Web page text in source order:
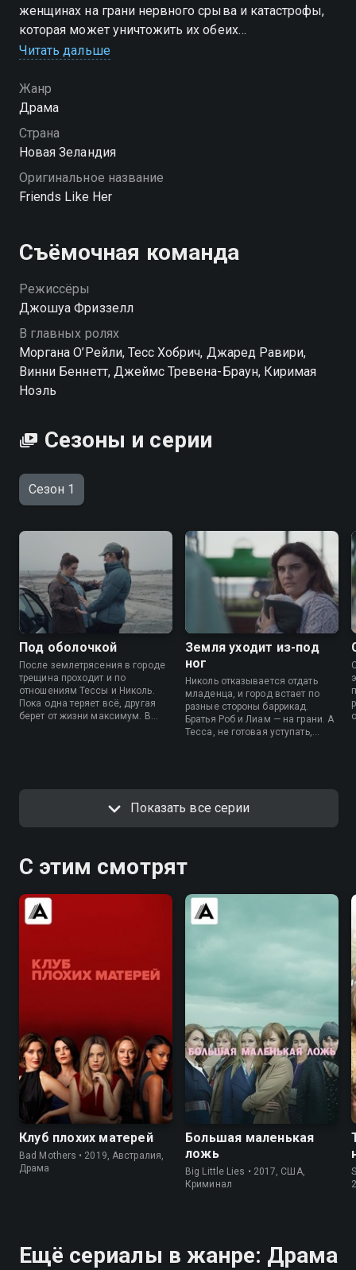
женщинах на грани нервного срыва и катастрофы,
которая может уничтожить их обеих
подруги вы можете совершенно бесплатно в
хорошем HD качестве на Смотрёшке
Читать дальше
Жанр
Драма
Страна
Новая Зеландия
Оригинальное название
Friends Like Her
Съёмочная команда
Режиссёры
Джошуа Фриззелл
В главных ролях
Моргана О’Рейли, Тесс Хобрич, Джаред Равири,
Винни Беннетт, Джеймс Тревена-Браун, Киримая
Ноэль
Сезоны и серии
Сезон 1
Под оболочкой
После землетрясения в городе
трещина проходит и по
отношениям Тессы и Николь.
Пока одна теряет всё, другая
берет от жизни максимум. В
Земля уходит из-под
ног
Николь отказывается отдать
младенца, и город встает по
разные стороны баррикад.
Братья Роб и Лиам — на грани. А
Тесса, не готовая уступать,
Показать все серии
С этим смотрят
7.1 6.3
Клуб плохих матерей
Bad Mothers • 2019, Австралия,
Драма
8.2 8.4
Большая маленькая
ложь
Big Little Lies • 2017, США,
Криминал
Ещё сериалы в жанре: Драма